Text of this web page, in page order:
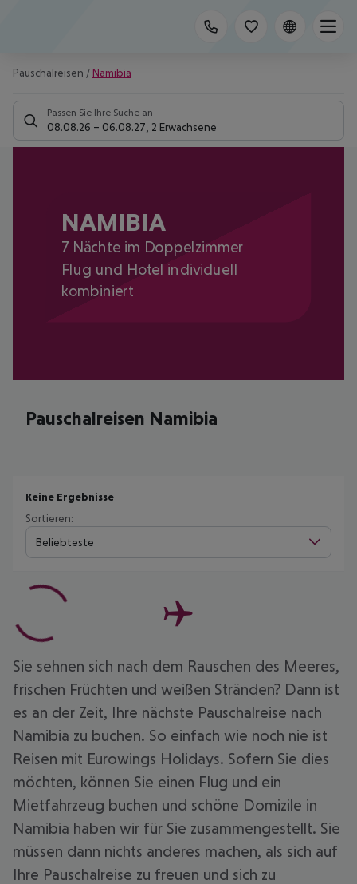
Pauschalreisen / Namibia
Passen Sie Ihre Suche an
08.08.26 – 06.08.27 2 Erwachsene
NAMIBIA
7 Nächte im Doppelzimmer
Flug und Hotel individuell
kombiniert
Pauschalreisen Namibia
Keine Ergebnisse
Sortieren:
Beliebteste
Sie sehnen sich nach dem Rauschen des Meeres,
frischen Früchten und weißen Stränden? Dann ist
es an der Zeit, Ihre nächste Pauschalreise nach
Namibia zu buchen. So einfach wie noch nie ist
Reisen mit Eurowings Holidays. Sofern Sie dies
möchten, können Sie einen Flug und ein
Mietfahrzeug buchen und schöne Domizile in
Namibia haben wir für Sie zusammengestellt. Sie
müssen dann nichts anderes machen, als sich auf
Ihre Pauschalreise zu freuen und sich zu